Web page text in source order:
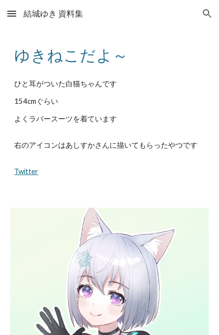
Skip to main content Skip to navigation
結城ゆき 資料集
ゆきねこだよ～
ひと耳がついた白猫ちゃんです
154cmぐらい
よくラバースーツを着ています
右のアイコンはあしすかさんに描いてもらったやつです
Twitter